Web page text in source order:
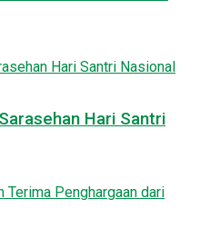
Hari Santri